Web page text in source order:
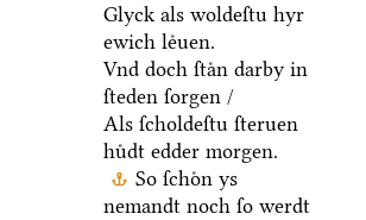
Glyck als woldeſtu hyr
ewich leͤuen.
Vnd doch ſtaͤn darby in
ſteden ſorgen /
Als ſcholdeſtu ſteruen
huͤdt edder morgen.
So ſchoͤn ys
nemandt noch ſo werdt